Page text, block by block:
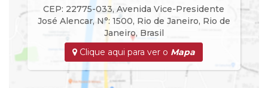
CEP: 22775-033,Avenida Vice-Presidente
José Alencar, N°: 1500, Rio de Janeiro, Rio de
Janeiro, Brasil
Clique aqui para ver o Mapa